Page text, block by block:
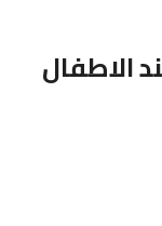
الاطفال